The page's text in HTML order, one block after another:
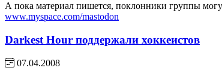
А пока материал пишется, поклонники группы
www.myspace.com/mastodon
Darkest Hour поддержали хоккеистов
07.04.2008